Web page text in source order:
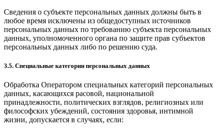
Сведения о субъекте персональных данных должны быть в
любое время исключены из общедоступных источников
персональных данных по требованию субъекта персональных
данных, уполномоченного органа по защите прав субъектов
персональных данных либо по решению суда.
3.5. Специальные категории персональных данных
Обработка Оператором специальных категорий персональных
данных, касающихся расовой, национальной
принадлежности, политических взглядов, религиозных или
философских убеждений, состояния здоровья, интимной
жизни, допускается в случаях, если: